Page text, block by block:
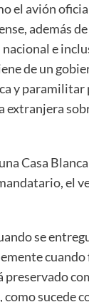
el avión
además
e
de un
y paramilitar
Casa
el
se
sucede